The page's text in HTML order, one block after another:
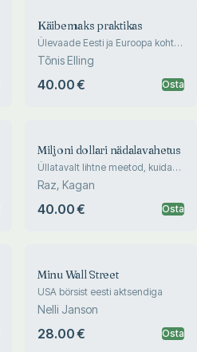
Käibemaks praktikas
Ülevaade Eesti ja Euroopa kohtu
olulisematest lahenditest
Tõnis Elling
40.00 € Osta
Miljoni dollari nädalavahetus
Üllatavalt lihtne meetod, kuidas
48 tunniga miljoniäri alustada
Raz, Kagan
40.00 € Osta
Minu Wall Street
USA börsist eesti aktsendiga
Nelli Janson
28.00 € Osta